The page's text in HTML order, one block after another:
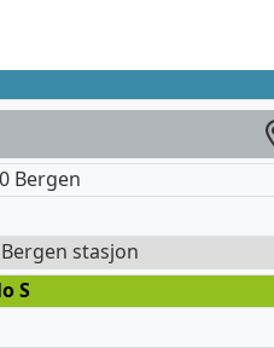
Bergen
stasjon
S